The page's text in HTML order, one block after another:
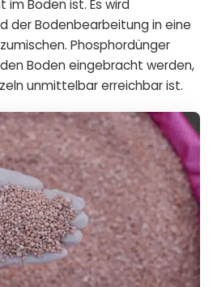
im Boden ist. Es wird
der Bodenbearbeitung in eine
Phosphordünger
Boden eingebracht werden,
unmittelbar erreichbar ist.